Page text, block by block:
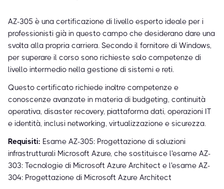
AZ-305 è una certificazione di livello esperto ideale per i
professionisti già in questo campo che desiderano dare una
svolta alla propria carriera. Secondo il fornitore di Windows,
per superare il corso sono richieste solo competenze di
livello intermedio nella gestione di sistemi e reti.
Questo certificato richiede inoltre competenze e
conoscenze avanzate in materia di budgeting, continuità
operativa, disaster recovery, piattaforma dati, operazioni IT
e identità, inclusi networking, virtualizzazione e sicurezza.
Requisiti: Esame AZ-305: Progettazione di soluzioni
infrastrutturali Microsoft Azure, che sostituisce l'esame AZ-
303: Tecnologie di Microsoft Azure Architect e l'esame AZ-
304: Progettazione di Microsoft Azure Architect